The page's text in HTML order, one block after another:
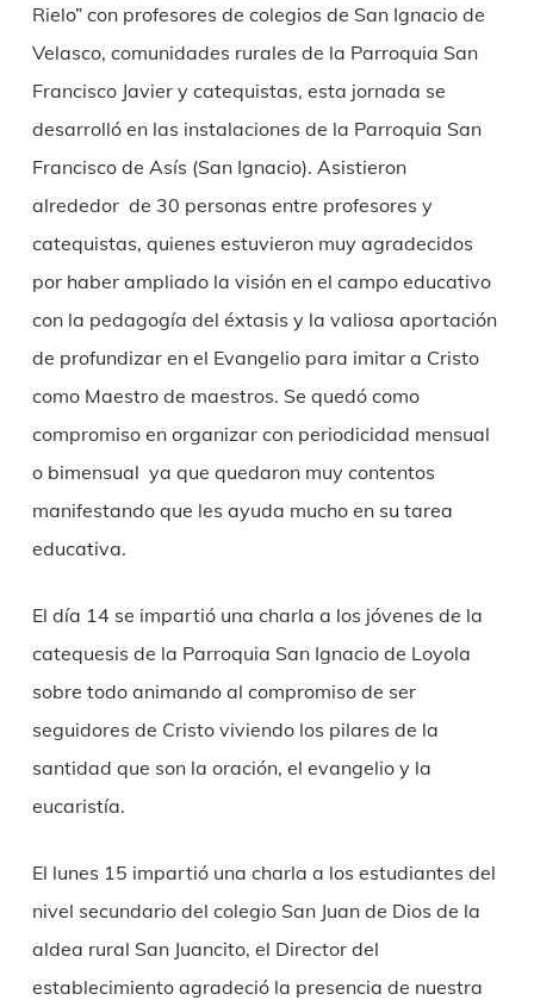
Rielo” con profesores de colegios de San Ignacio de
Velasco, comunidades rurales de la Parroquia San
Francisco Javier y catequistas, esta jornada se
desarrolló en las instalaciones de la Parroquia San
Francisco de Asís (San Ignacio). Asistieron
alrededor de 30 personas entre profesores y
catequistas, quienes estuvieron muy agradecidos
por haber ampliado la visión en el campo educativo
con la pedagogía del éxtasis y la valiosa aportación
de profundizar en el Evangelio para imitar a Cristo
como Maestro de maestros. Se quedó como
compromiso en organizar con periodicidad mensual
o bimensual ya que quedaron muy contentos
manifestando que les ayuda mucho en su tarea
educativa.
El día 14 se impartió una charla a los jóvenes de la
catequesis de la Parroquia San Ignacio de Loyola
sobre todo animando al compromiso de ser
seguidores de Cristo viviendo los pilares de la
santidad que son la oración, el evangelio y la
eucaristía.
El lunes 15 impartió una charla a los estudiantes del
nivel secundario del colegio San Juan de Dios de la
aldea rural San Juancito, el Director del
establecimiento agradeció la presencia de nuestra